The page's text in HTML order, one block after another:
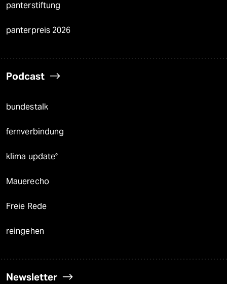
panterstiftung
panterpreis 2026
Podcast
bundestalk
fernverbindung
klima update°
Mauerecho
Freie Rede
reingehen
Newsletter